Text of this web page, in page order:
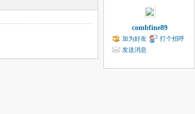
combfine89
加为好友
打个招呼
发送消息